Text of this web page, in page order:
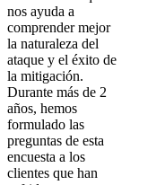
nos ayuda a
comprender mejor
la naturaleza del
ataque y el éxito de
la mitigación.
Durante más de 2
años, hemos
formulado las
preguntas de esta
encuesta a los
clientes que han